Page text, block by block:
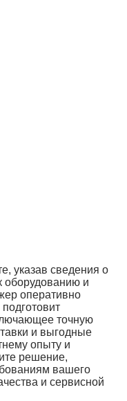
указав сведения о
оборудованию и
оперативно
точную
и выгодные
опыту и
решение,
вашего
и сервисной